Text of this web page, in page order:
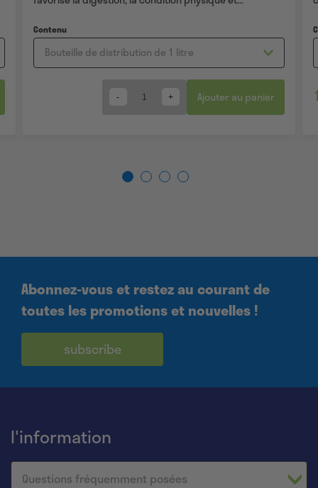
Contenu
Quantity Ajouter au panier
Abonnez-vous et restez au courant de
toutes les promotions et nouvelles !
subscribe
l'information
Questions fréquemment posées